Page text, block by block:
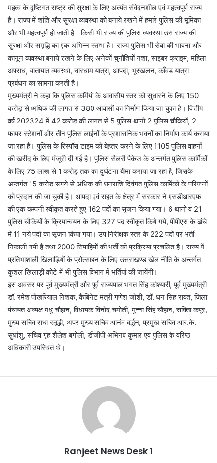
महत्व के दृष्टिगत राष्ट्र की सुरक्षा के लिए अत्यंत संवेदनशील एवं महत्वपूर्ण राज्य
है। राज्य में शांति और सुरक्षा व्यवस्था को बनाये रखने में हमारे पुलिस की भूमिका
और भी महत्वपूर्ण हो जाती है। किसी भी राज्य की पुलिस व्यवस्था उस राज्य की
सुरक्षा और समृद्धि का एक अभिन्न स्तम्भ है। राज्य पुलिस भी सेवा की भावना और
कानून व्यवस्था बनाये रखने के लिए अनेकों चुनौतियों नशा, साइबर क्राइम, महिला
अपराध, यातायात व्यवस्था, चारधाम यात्रा, आपदा, भूस्खलन, काँवड यात्रा
प्रबंधन का सामना करती है।
मुख्यमंत्री ने कहा कि पुलिस कर्मियों के आवासीय स्तर को सुधारने के लिए 150
करोड़ से अधिक की लागत से 380 आवासों का निर्माण किया जा चुका है। वित्तीय
वर्ष 202324 में 42 करोड़ की लागत से 5 पुलिस थानों 2 पुलिस चौकियों, 2
फायर स्टेशनों और तीन पुलिस लाईनों के प्रशासनिक भवनों का निर्माण कार्य कराया
जा रहा है। पुलिस के रिस्पॉस टाइम को बेहतर करने के लिए 1105 पुलिस वाहनों
की खरीद के लिए मंजूरी दी गई है। पुलिस सैलरी पैकेज के अन्तर्गत पुलिस कार्मिकों
के लिए 75 लाख से 1 करोड़ तक का दुर्घटना बीमा कराया जा रहा है, जिसके
अन्तर्गत 15 करोड़ रूपये से अधिक की धनराशि दिवंगत पुलिस कार्मिकों के परिजनों
को प्रदान की जा चुकी है। आपदा एवं राहत के क्षेत्र में सरकार ने एसडीआरएफ
की एक कम्पनी स्वीकृत करते हुए 162 पदों का सृजन किया गया। 6 थानों व 21
पुलिस चौकियों के क्रियान्वयन के लिए 327 पद स्वीकृत किये गये, पीपीएस के ढांचे
में 11 नये पदों का सृजन किया गया। उप निरीक्षक स्तर के 222 पदों पर भर्ती
निकाली गयी है तथा 2000 सिपाहियों की भर्ती की प्रक्रिया प्रचलित है। राज्य में
प्रतिभाशाली खिलाड़ियों के प्रोत्साहन के लिए उत्तराखण्ड खेल नीति के अन्तर्गत
कुशल खिलाड़ी कोटे में भी पुलिस विभाग में भर्तियां की जायेंगी।
इस अवसर पर पूर्व मुख्यमंत्री और पूर्व राज्यपाल भगत सिंह कोश्यारी, पूर्व मुख्यमंत्री
डॉ. रमेश पोखरियाल निशंक, कैबिनेट मंत्री गणेश जोशी, डॉ. धन सिंह रावत, जिला
पंचायत अध्यक्ष मधु चौहान, विधायक विनोद चमोली, मुन्ना सिंह चौहान, सविता कपूर,
मुख्य सचिव राधा रतूड़ी, अपर मुख्य सचिव आनंद बर्द्धन, प्रमुख सचिव आर.के.
सुधांशु, सचिव गृह शैलेश बगोली, डीजीपी अभिनव कुमार एवं पुलिस के वरिष्ठ
अधिकारी उपस्थित थे।
Ranjeet News Desk 1